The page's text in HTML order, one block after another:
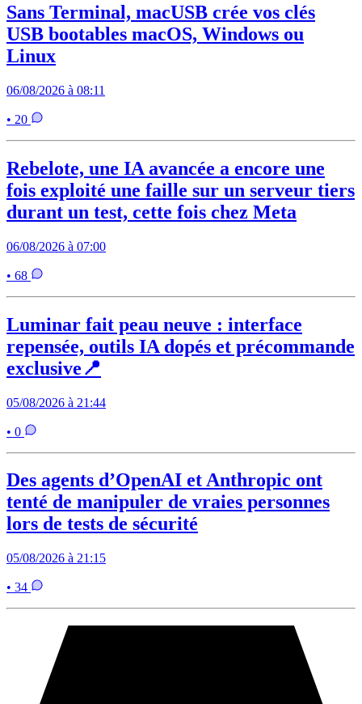
Sans Terminal, macUSB crée vos clés
USB bootables macOS, Windows ou
Linux
06/08/2026 à 08:11
• 20
Rebelote, une IA avancée a encore une
fois exploité une faille sur un serveur tiers
durant un test, cette fois chez Meta
06/08/2026 à 07:00
• 68
Luminar fait peau neuve : interface
repensée, outils IA dopés et précommande
exclusive📍
05/08/2026 à 21:44
• 0
Des agents d’OpenAI et Anthropic ont
tenté de manipuler de vraies personnes
lors de tests de sécurité
05/08/2026 à 21:15
• 34